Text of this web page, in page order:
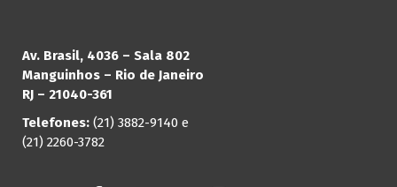
Av. Brasil, 4036 – Sala 802
Manguinhos – Rio de Janeiro
RJ – 21040-361
Telefones: (21) 3882-9140 e
(21) 2260-3782